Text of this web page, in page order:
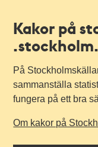
Kakor på
På
sammanställa
fungera på ett bra
Om kakor på